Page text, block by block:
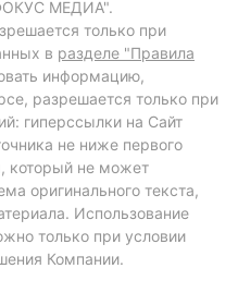
МЕДИА".
только при
в разделе "Правила
информацию,
разрешается только при
гиперссылки на Сайт
не ниже первого
который не может
оригинального текста,
Использование
только при условии
Компании.